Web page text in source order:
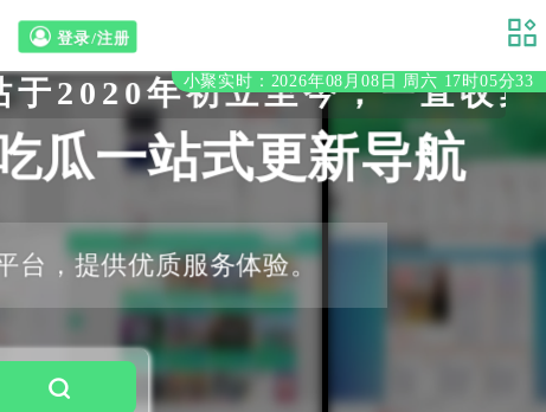
登录/注册
小聚实时：2026年08月08日 周六 17时05分34
立至今，一直收集分享各类
瓜一站式更新导航
台，提供优质服务体验。